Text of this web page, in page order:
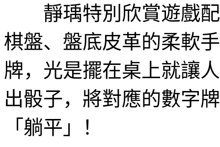
靜瑀特別欣賞遊戲配
棋盤、盤底皮革的柔軟
牌，光是擺在桌上就讓
出骰子，將對應的數字
「躺平」！